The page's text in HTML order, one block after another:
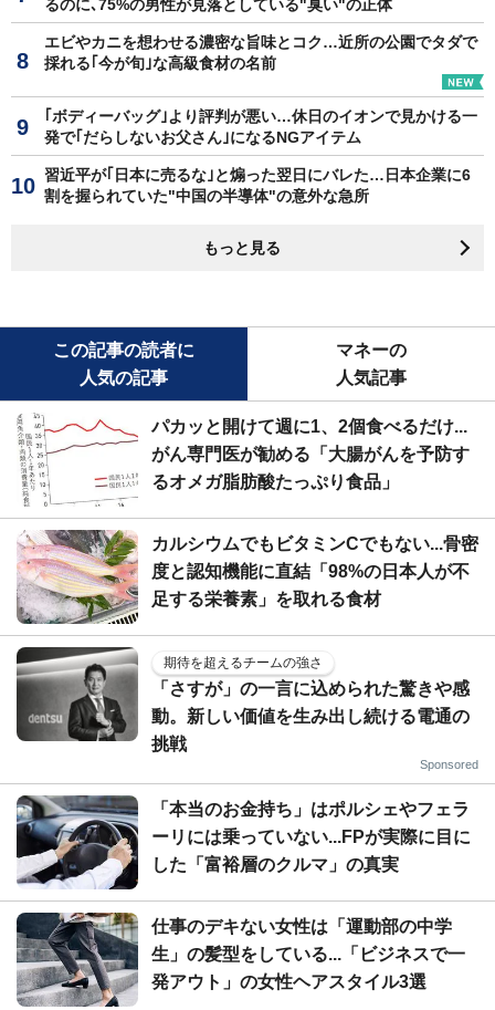
るのに､75%の男性が見落としている"臭い"の正体
エビやカニを想わせる濃密な旨味とコク…近所の公園でタダで
採れる｢今が旬｣な高級食材の名前
｢ボディーバッグ｣より評判が悪い…休日のイオンで見かける一
発で｢だらしないお父さん｣になるNGアイテム
習近平が｢日本に売るな｣と煽った翌日にバレた…日本企業に6
割を握られていた"中国の半導体"の意外な急所
もっと見る
この記事の読者に
人気の記事
マネーの
人気記事
パカッと開けて週に1、2個食べるだけ...
がん専門医が勧める「大腸がんを予防す
るオメガ脂肪酸たっぷり食品」
カルシウムでもビタミンCでもない...骨密
度と認知機能に直結「98%の日本人が不
足する栄養素」を取れる食材
期待を超えるチームの強さ
「さすが」の一言に込められた驚きや感
動。新しい価値を生み出し続ける電通の
挑戦
Sponsored
「本当のお金持ち」はポルシェやフェラ
ーリには乗っていない...FPが実際に目に
した「富裕層のクルマ」の真実
仕事のデキない女性は「運動部の中学
生」の髪型をしている...「ビジネスで一
発アウト」の女性ヘアスタイル3選